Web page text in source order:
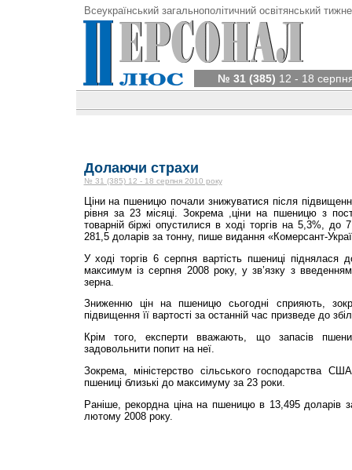
Всеукраїнський загальнополітичний освітянський
№ 31 (385) 12 - 18
Долаючи страхи
№ 31 (385) 12 - 18 серпня 2010 року
Ціни на пшеницю почали знижуватися після
рівня за 23 місяці. Зокрема ,ціни на пшеницю з
товарній біржі опустилися в ході торгів на 5,3%,
281,5 доларів за тонну, пише видання «Комерсант-
У ході торгів 6 серпня вартість пшениці
максимум із серпня 2008 року, у зв’язку з
зерна.
Зниженню цін на пшеницю сьогодні сприяють,
підвищення її вартості за останній час призведе до
Крім того, експерти вважають, що запасів
задовольнити попит на неї.
Зокрема, міністерство сільського господарства
пшениці близькі до максимуму за 23 роки.
Раніше, рекордна ціна на пшеницю в 13,495 доларів
лютому 2008 року.